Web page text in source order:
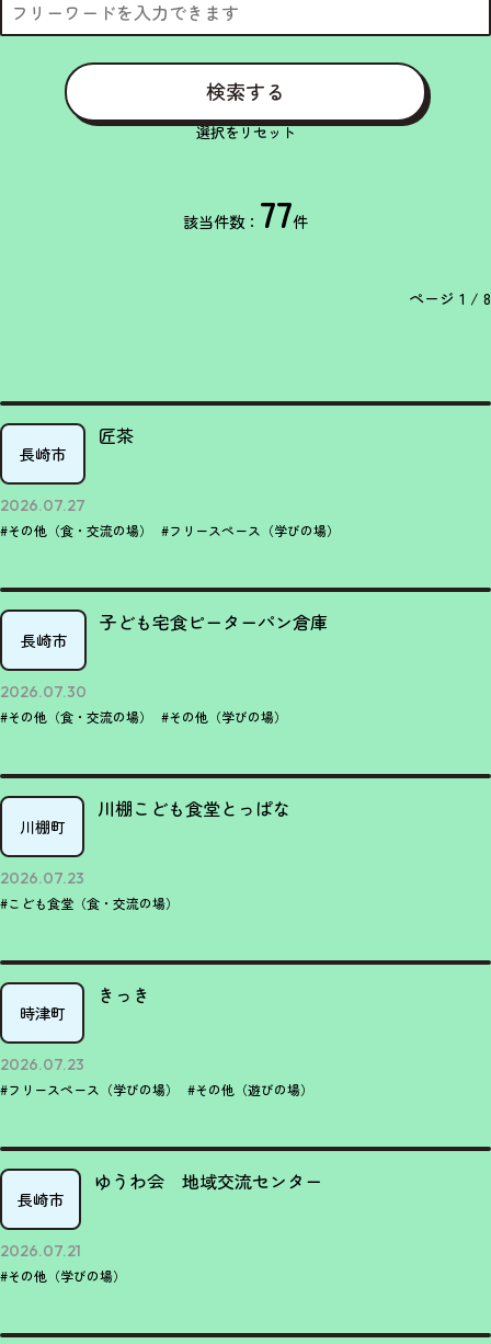
検索する
選択をリセット
該当件数： 77件
ページ 1 / 8
長崎市
匠茶
2026.07.27
#その他（食・交流の場） #フリースペース（学びの場）
長崎市
子ども宅食ピーターパン倉庫
2026.07.30
#その他（食・交流の場） #その他（学びの場）
川棚町
川棚こども食堂とっぱな
2026.07.23
#こども食堂（食・交流の場）
時津町
きっき
2026.07.23
#フリースペース（学びの場） #その他（遊びの場）
長崎市
ゆうわ会 地域交流センター
2026.07.21
#その他（学びの場）